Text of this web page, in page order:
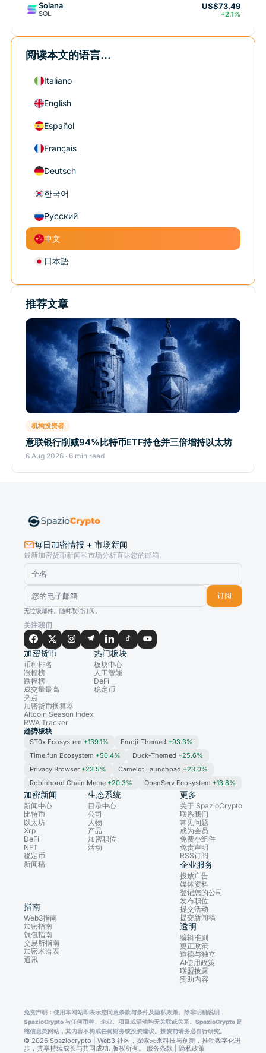
Solana
SOL
US$73.49
+2.1%
阅读本文的语言...
Italiano
English
Español
Français
Deutsch
한국어
Русский
中文
日本語
推荐文章
机构投资者
意联银行削减94%比特币ETF持仓并三倍增持以太坊
6 Aug 2026 · 6 min read
每日加密情报 + 市场新闻
最新加密货币新闻和市场分析直达您的邮箱。
订阅
无垃圾邮件。随时取消订阅。
关注我们
加密货币
币种排名
涨幅榜
跌幅榜
成交量最高
亮点
加密货币换算器
Altcoin Season Index
RWA Tracker
热门板块
板块中心
人工智能
DeFi
稳定币
趋势板块
ST0x Ecosystem +139.1% Emoji-Themed +93.3%
Time.fun Ecosystem +50.4% Duck-Themed +25.6%
Privacy Browser +23.5% Camelot Launchpad +23.0%
Robinhood Chain Meme +20.3% OpenServ Ecosystem +13.8%
加密新闻
新闻中心
比特币
以太坊
Xrp
DeFi
NFT
稳定币
新闻稿
生态系统
目录中心
公司
人物
产品
加密职位
活动
指南
Web3指南
加密指南
钱包指南
交易所指南
加密术语表
通讯
更多
关于 SpazioCrypto
联系我们
常见问题
成为会员
免费小组件
免责声明
RSS订阅
企业服务
投放广告
媒体资料
登记您的公司
发布职位
提交活动
提交新闻稿
透明
编辑准则
更正政策
道德与独立
AI使用政策
联盟披露
赞助内容
免责声明：使用本网站即表示您同意条款与条件及隐私政策。除非明确说明，
SpazioCrypto 与任何币种、企业、项目或活动均无关联或关系。SpazioCrypto 是
纯信息类网站，其内容不构成任何财务或投资建议。投资前请务必自行研究。
© 2026 Spaziocrypto | Web3 社区，探索未来科技与创新，推动数字化进
步，共享持续成长与共同成功. 版权所有。 服务条款 隐私政策